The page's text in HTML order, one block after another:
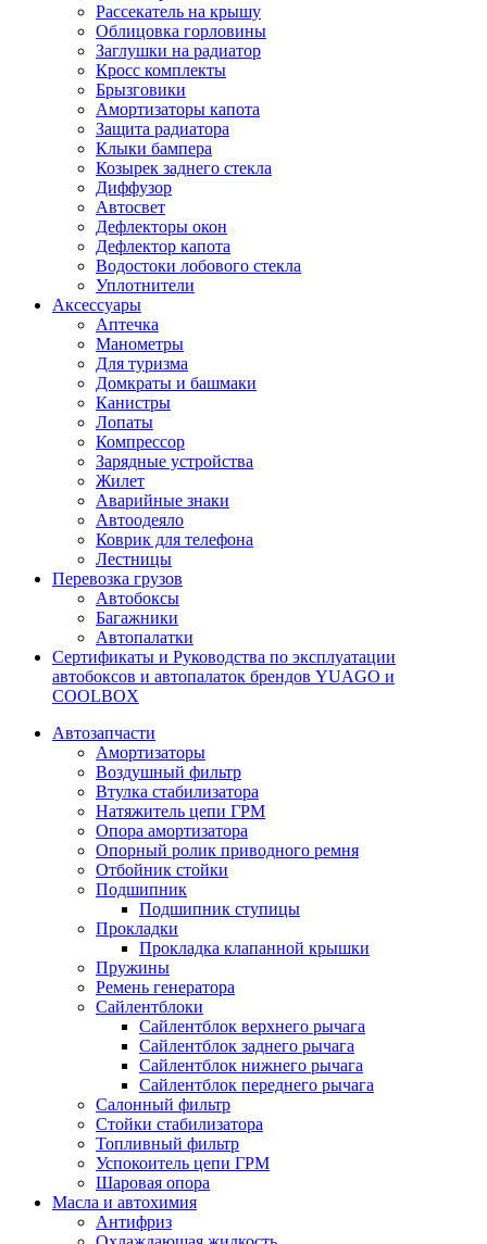
Рассекатель на крышу
Облицовка горловины
Заглушки на радиатор
Кросс комплекты
Брызговики
Амортизаторы капота
Защита радиатора
Клыки бампера
Козырек заднего стекла
Диффузор
Автосвет
Дефлекторы окон
Дефлектор капота
Водостоки лобового стекла
Уплотнители
Аксессуары
Аптечка
Манометры
Для туризма
Домкраты и башмаки
Канистры
Лопаты
Компрессор
Зарядные устройства
Жилет
Аварийные знаки
Автоодеяло
Коврик для телефона
Лестницы
Перевозка грузов
Автобоксы
Багажники
Автопалатки
Сертификаты и Руководства по эксплуатации
автобоксов и автопалаток брендов YUAGO и
COOLBOX
Автозапчасти
Амортизаторы
Воздушный фильтр
Втулка стабилизатора
Натяжитель цепи ГРМ
Опора амортизатора
Опорный ролик приводного ремня
Отбойник стойки
Подшипник
Подшипник ступицы
Прокладки
Прокладка клапанной крышки
Пружины
Ремень генератора
Сайлентблоки
Сайлентблок верхнего рычага
Сайлентблок заднего рычага
Сайлентблок нижнего рычага
Сайлентблок переднего рычага
Салонный фильтр
Стойки стабилизатора
Топливный фильтр
Успокоитель цепи ГРМ
Шаровая опора
Масла и автохимия
Антифриз